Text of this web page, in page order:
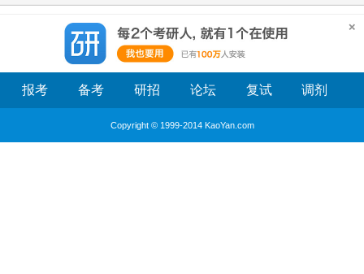
报考 备考 研招 论坛 复试 调剂
Copyright © 1999-2014 KaoYan.com